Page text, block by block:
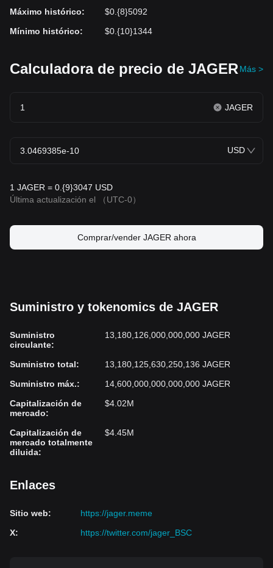
Máximo histórico:
$0.{8}5092
Mínimo histórico: $0.{10}1344
Calculadora de precio de JAGER Más >
JAGER
USD
1 JAGER = 0.{9}3047 USD
Última actualización el
（UTC-0）
Comprar/vender JAGER ahora
Suministro y tokenomics de JAGER
Suministro
circulante:
13,180,126,000,000,000 JAGER
Suministro total:
13,180,125,630,250,136 JAGER
Suministro máx.:
14,600,000,000,000,000 JAGER
Capitalización de
mercado:
$4.02M
Capitalización de
mercado totalmente
diluida:
$4.45M
Enlaces
Sitio web:
https://jager.meme
X: https://twitter.com/jager_BSC